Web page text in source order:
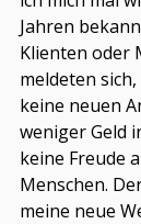
Jahren
Klienten oder
meldeten
keine neuen
weniger Geld
keine Freude
Menschen.
meine neue